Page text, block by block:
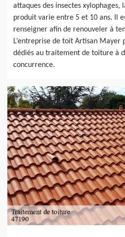
attaques des insectes xylophages,
produit varie entre 5 et 10 ans. Il
renseigner afin de renouveler à
L’entreprise de toit Artisan Mayer
dédiés au traitement de toiture à
concurrence.